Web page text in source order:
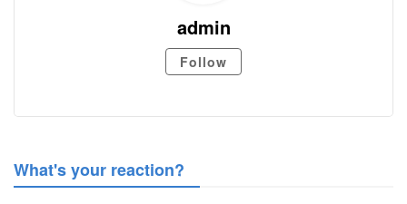
admin
Follow
What's your reaction?